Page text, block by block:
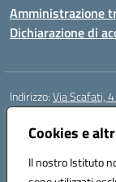
Cookies e
Il nostro Istituto
Amministrazione
Dichiarazione di
Indirizzo:Via Scafati,
Centralino:
Posta elettronica
Codice fiscale:
Codice